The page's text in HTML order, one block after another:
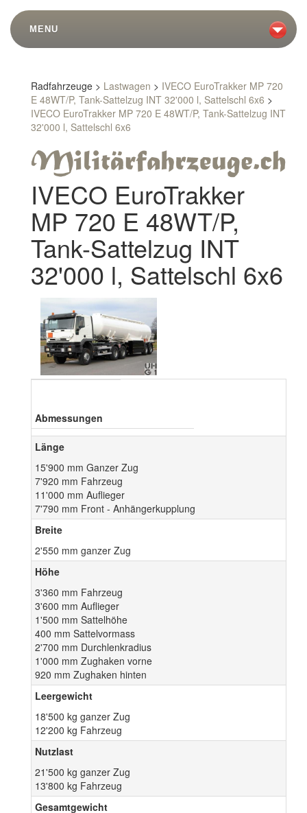
MENU
Radfahrzeuge > Lastwagen > IVECO EuroTrakker MP 720
E 48WT/P, Tank-Sattelzug INT 32'000 l, Sattelschl 6x6 >
IVECO EuroTrakker MP 720 E 48WT/P, Tank-Sattelzug INT
32'000 l, Sattelschl 6x6
IVECO EuroTrakker
MP 720 E 48WT/P,
Tank-Sattelzug INT
32'000 l, Sattelschl 6x6
Abmessungen
Länge
15'900 mm Ganzer Zug
7'920 mm Fahrzeug
11'000 mm Auflieger
7'790 mm Front - Anhängerkupplung
Breite
2'550 mm ganzer Zug
Höhe
3'360 mm Fahrzeug
3'600 mm Auflieger
1'500 mm Sattelhöhe
400 mm Sattelvormass
2'700 mm Durchlenkradius
1'000 mm Zughaken vorne
920 mm Zughaken hinten
Leergewicht
18'500 kg ganzer Zug
12'200 kg Fahrzeug
Nutzlast
21'500 kg ganzer Zug
13'800 kg Fahrzeug
Gesamtgewicht